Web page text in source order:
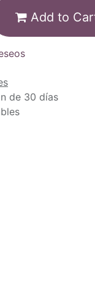
Add to
de 30 días